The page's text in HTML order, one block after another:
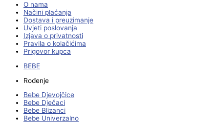
O nama
Načini plaćanja
Dostava i preuzimanje
Uvjeti poslovanja
Izjava o privatnosti
Pravila o kolačićima
Prigovor kupca
BEBE
Rođenje
Bebe Djevojčice
Bebe Dječaci
Bebe Blizanci
Bebe Univerzalno